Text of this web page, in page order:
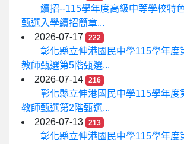
續招--115學年度高級中等學校特
甄選入學續招簡章...
2026-07-17
222
彰化縣立伸港國民中學115學年度
教師甄選第5階甄選...
2026-07-14
216
彰化縣立伸港國民中學115學年度
教師甄選第2階甄選...
2026-07-13
213
彰化縣立伸港國民中學115學年度